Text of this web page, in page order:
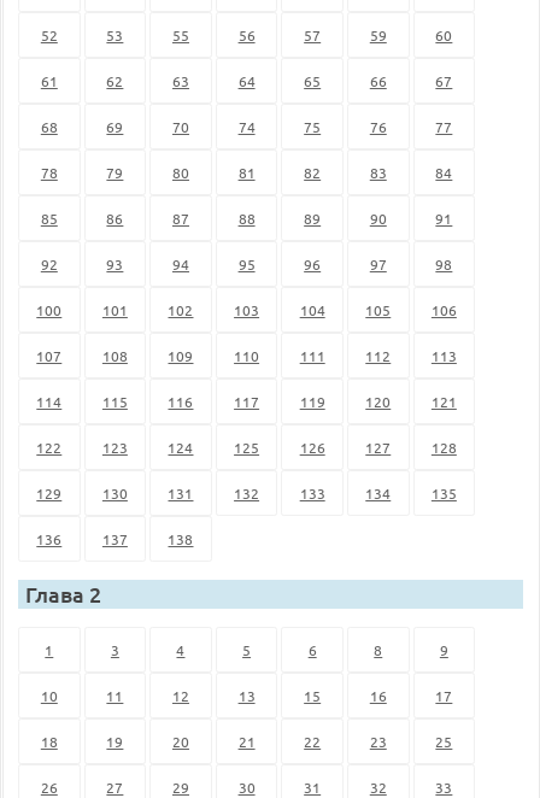
52 53 55 56 57 59 60
61 62 63 64 65 66 67
68 69 70 74 75 76 77
78 79 80 81 82 83 84
85 86 87 88 89 90 91
92 93 94 95 96 97 98
100 101 102 103 104 105 106
107 108 109 110 111 112 113
114 115 116 117 119 120 121
122 123 124 125 126 127 128
129 130 131 132 133 134 135
136 137 138
Глава 2
1 3 4 5 6 8 9
10 11 12 13 15 16 17
18 19 20 21 22 23 25
26 27 29 30 31 32 33